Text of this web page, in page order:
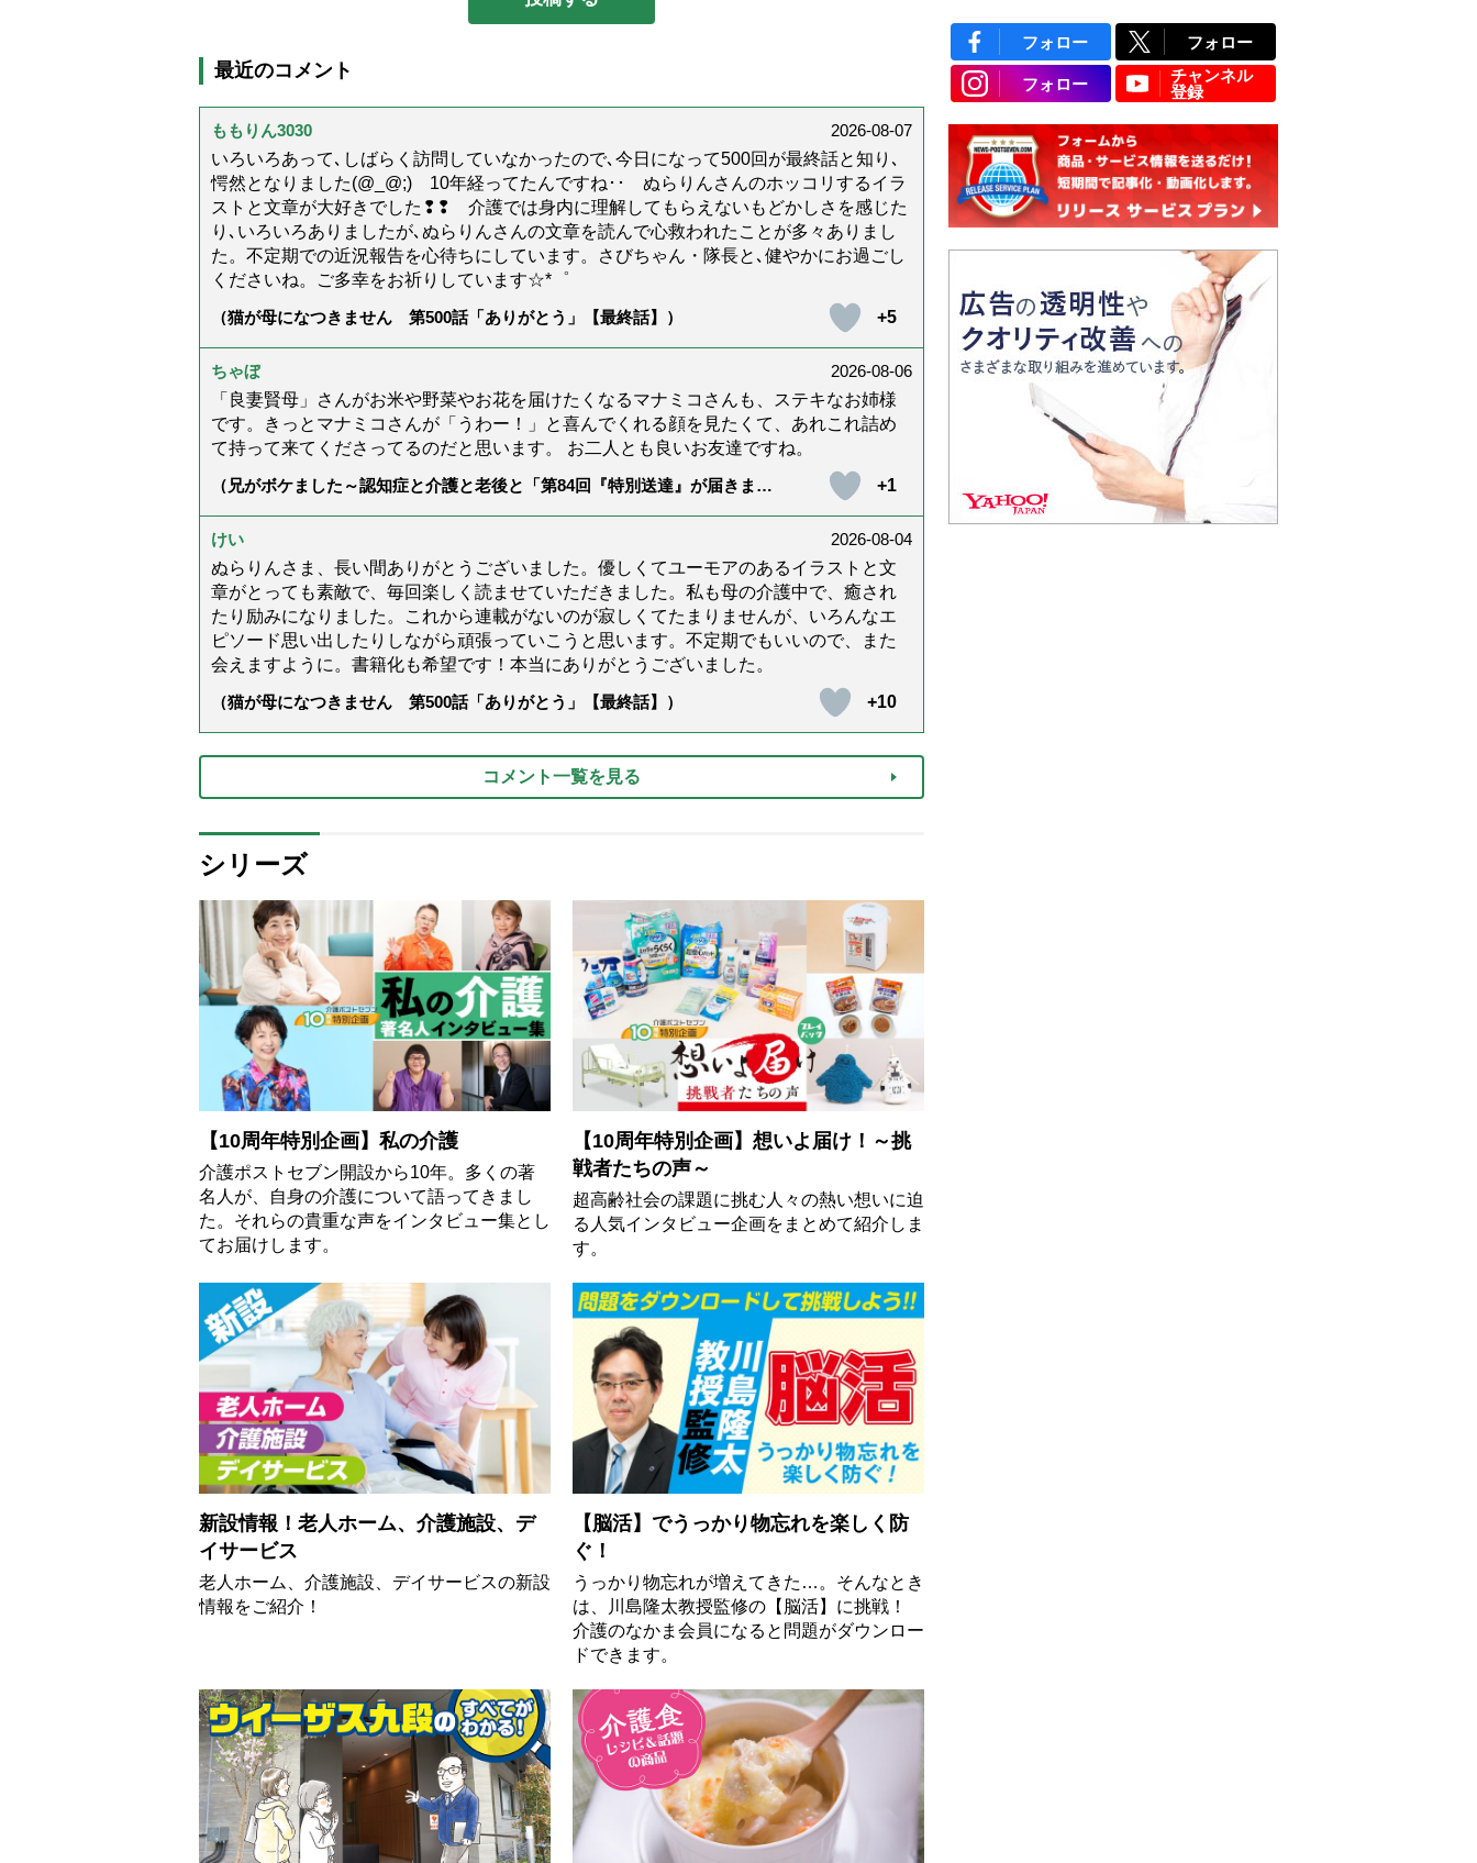
最近のコメント
ももりん3030
2026-08-07
いろいろあって､しばらく訪問していなかったので､今日になって500回が最終話と知り､
愕然となりました(@_@;) 10年経ってたんですね･･ ぬらりんさんのホッコリするイラ
ストと文章が大好きでした❢❢ 介護では身内に理解してもらえないもどかしさを感じた
り､いろいろありましたが､ぬらりんさんの文章を読んで心救われたことが多々ありまし
た。不定期での近況報告を心待ちにしています。さびちゃん・隊長と､健やかにお過ごし
くださいね。ご多幸をお祈りしています☆*゜
（猫が母になつきません 第500話「ありがとう」【最終話】）
+5
ちゃぼ
2026-08-06
「良妻賢母」さんがお米や野菜やお花を届けたくなるマナミコさんも、ステキなお姉様
です。きっとマナミコさんが「うわー！」と喜んでくれる顔を見たくて、あれこれ詰め
て持って来てくださってるのだと思います。 お二人とも良いお友達ですね。
（兄がボケました～認知症と介護と老後と「第84回『特別送達』が届きまし
+1
けい
2026-08-04
ぬらりんさま、長い間ありがとうございました。優しくてユーモアのあるイラストと文
章がとっても素敵で、毎回楽しく読ませていただきました。私も母の介護中で、癒され
たり励みになりました。これから連載がないのが寂しくてたまりませんが、いろんなエ
ピソード思い出したりしながら頑張っていこうと思います。不定期でもいいので、また
会えますように。書籍化も希望です！本当にありがとうございました。
（猫が母になつきません 第500話「ありがとう」【最終話】）
+10
コメント一覧を見る
シリーズ
【10周年特別企画】私の介護
介護ポストセブン開設から10年。多くの著
名人が、自身の介護について語ってきまし
た。それらの貴重な声をインタビュー集とし
てお届けします。
【10周年特別企画】想いよ届け！～挑
戦者たちの声～
超高齢社会の課題に挑む人々の熱い想いに迫
る人気インタビュー企画をまとめて紹介しま
す。
新設情報！老人ホーム、介護施設、デ
イサービス
老人ホーム、介護施設、デイサービスの新設
情報をご紹介！
【脳活】でうっかり物忘れを楽しく防
ぐ！
うっかり物忘れが増えてきた…。そんなとき
は、川島隆太教授監修の【脳活】に挑戦！
介護のなかま会員になると問題がダウンロー
ドできます。
フォロー フォロー
フォロー
チャンネル
登録